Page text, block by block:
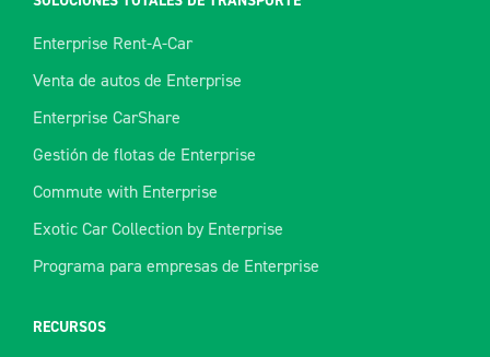
Enterprise Rent-A-Car
Venta de autos de Enterprise
Enterprise CarShare
Gestión de flotas de Enterprise
Commute with Enterprise
Exotic Car Collection by Enterprise
Programa para empresas de Enterprise
RECURSOS